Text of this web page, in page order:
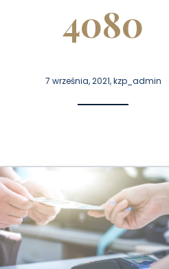
4080
7 września, 2021, kzp_admin